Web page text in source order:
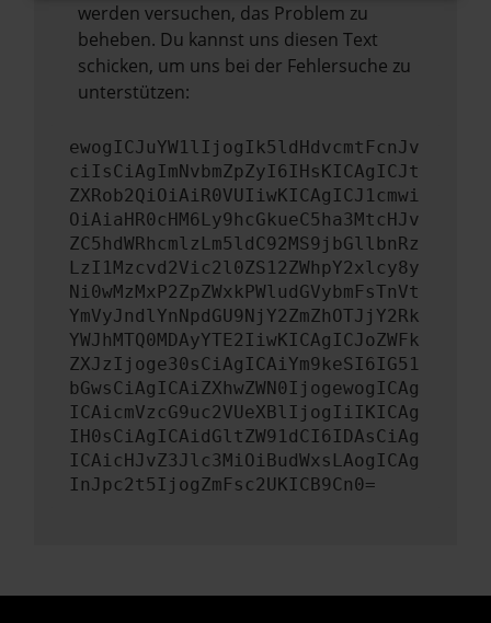
werden versuchen, das Problem zu
beheben. Du kannst uns diesen Text
schicken, um uns bei der Fehlersuche zu
unterstützen:
ewogICJuYW1lIjogIk5ldHdvcmtFcnJv
ciIsCiAgImNvbmZpZyI6IHsKICAgICJt
ZXRob2QiOiAiR0VUIiwKICAgICJ1cmwi
OiAiaHR0cHM6Ly9hcGkueC5ha3MtcHJv
ZC5hdWRhcmlzLm5ldC92MS9jbGllbnRz
LzI1Mzcvd2Vic2l0ZS12ZWhpY2xlcy8y
Ni0wMzMxP2ZpZWxkPWludGVybmFsTnVt
YmVyJndlYnNpdGU9NjY2ZmZhOTJjY2Rk
YWJhMTQ0MDAyYTE2IiwKICAgICJoZWFk
ZXJzIjoge30sCiAgICAiYm9keSI6IG51
bGwsCiAgICAiZXhwZWN0IjogewogICAg
ICAicmVzcG9uc2VUeXBlIjogIiIKICAg
IH0sCiAgICAidGltZW91dCI6IDAsCiAg
ICAicHJvZ3Jlc3MiOiBudWxsLAogICAg
InJpc2t5IjogZmFsc2UKICB9Cn0=